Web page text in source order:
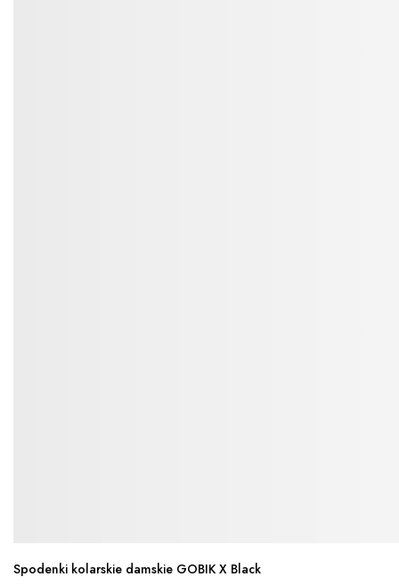
Spodenki kolarskie damskie GOBIK X Black